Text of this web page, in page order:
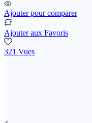
Ajouter pour comparer
Ajouter aux Favoris
321 Vues